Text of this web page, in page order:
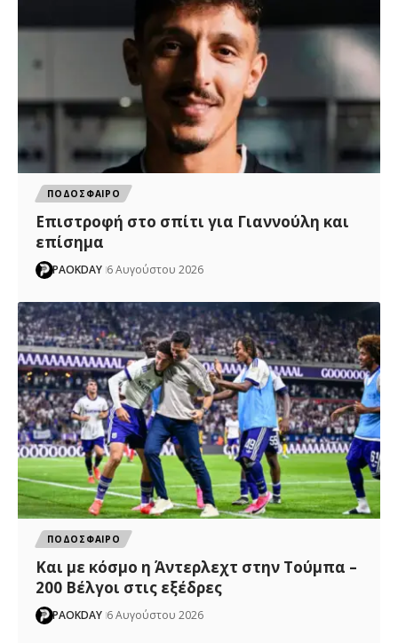
ΠΟΔΟΣΦΑΙΡΟ
Επιστροφή στο σπίτι για Γιαννούλη και
επίσημα
PAOKDAY 6 Αυγούστου 2026
ΠΟΔΟΣΦΑΙΡΟ
Και με κόσμο η Άντερλεχτ στην Τούμπα –
200 Βέλγοι στις εξέδρες
PAOKDAY 6 Αυγούστου 2026